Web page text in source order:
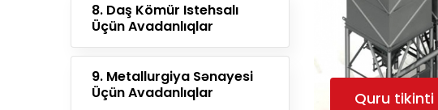
8. Daş Kömür Istehsalı
Üçün Avadanlıqlar
9. Metallurgiya Sənayesi
Üçün Avadanlıqlar
Quru tikinti